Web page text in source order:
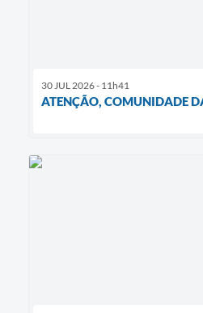
30 JUL 2026 - 11h41
ATENÇÃO, COMUNIDADE